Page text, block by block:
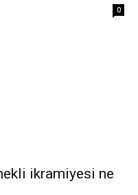
0
ikramiyesi ne